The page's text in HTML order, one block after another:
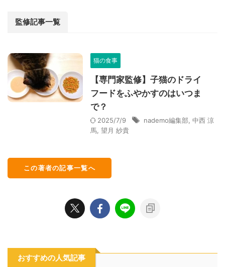
監修記事一覧
猫の食事
【専門家監修】子猫のドライ
フードをふやかすのはいつま
で？
2025/7/9 nademo編集部 中西 涼
馬 望月 紗貴
この著者の記事一覧へ
おすすめの人気記事